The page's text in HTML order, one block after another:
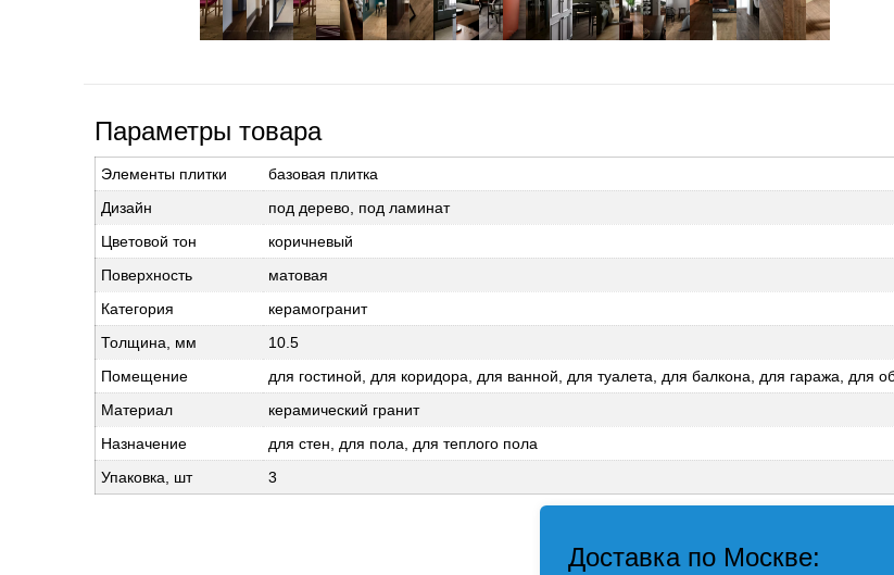
Параметры товара
Элементы плитки
базовая плитка
Дизайн
под дерево, под ламинат
Цветовой тон
коричневый
Поверхность
матовая
Категория
керамогранит
Толщина, мм
10.5
Помещение
для гостиной, для коридора, для ванной, для туалета, для балкона, для гаража,
Материал
керамический гранит
Назначение
для стен, для пола, для теплого пола
Упаковка, шт
3
Доставка по Москве: